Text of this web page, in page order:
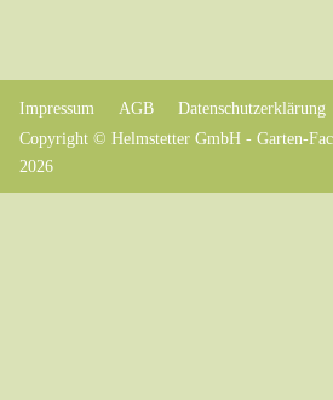
Impressum AGB Datenschutzerklärung
Copyright © Helmstetter GmbH - Garten-
2026